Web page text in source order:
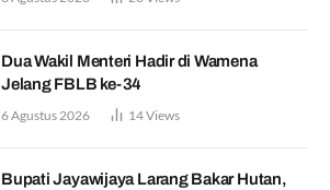
Dua Wakil Menteri Hadir di Wamena
Jelang FBLB ke-34
6 Agustus 2026 14Views
Bupati Jayawijaya Larang Bakar Hutan,